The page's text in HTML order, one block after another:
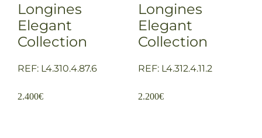
Longines
Elegant
Collection
REF: L4.310.4.87.6
2.400€
Longines
Elegant
Collection
REF: L4.312.4.11.2
2.200€